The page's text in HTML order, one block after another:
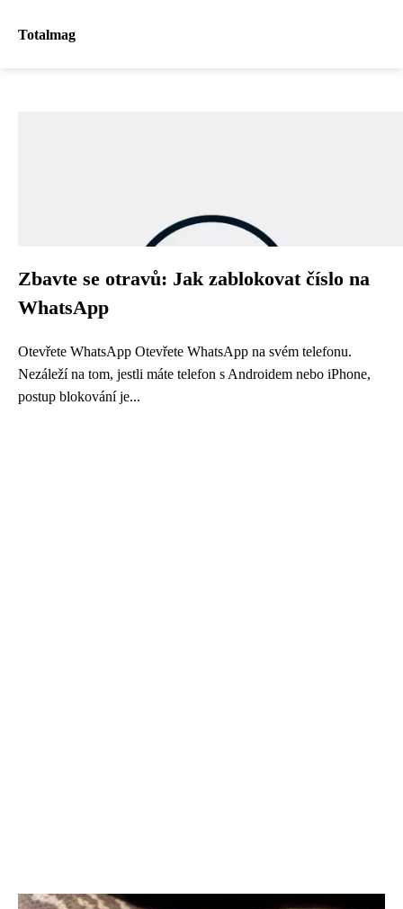
Totalmag
Zbavte se otravů: Jak zablokovat číslo na
WhatsApp
Otevřete WhatsApp Otevřete WhatsApp na svém telefonu.
Nezáleží na tom, jestli máte telefon s Androidem nebo iPhone,
postup blokování je...